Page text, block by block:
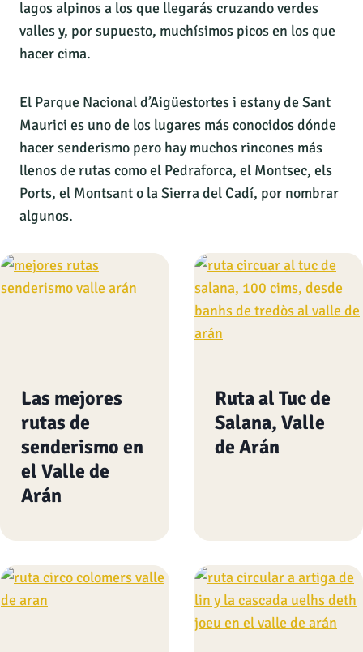
lagos alpinos a los que llegarás cruzando verdes
valles y, por supuesto, muchísimos picos en los que
hacer cima.
El Parque Nacional d’Aigüestortes i estany de Sant
Maurici es uno de los lugares más conocidos dónde
hacer senderismo pero hay muchos rincones más
llenos de rutas como el Pedraforca, el Montsec, els
Ports, el Montsant o la Sierra del Cadí, por nombrar
algunos.
Las mejores
rutas de
senderismo en
el Valle de
Arán
Ruta al Tuc de
Salana, Valle
de Arán